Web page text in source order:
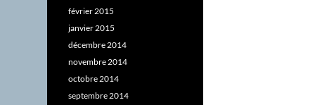
février 2015
janvier 2015
décembre 2014
novembre 2014
octobre 2014
septembre 2014